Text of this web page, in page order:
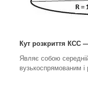
Кут розкриття КСС
Являє собою
вузькоспрямованим і